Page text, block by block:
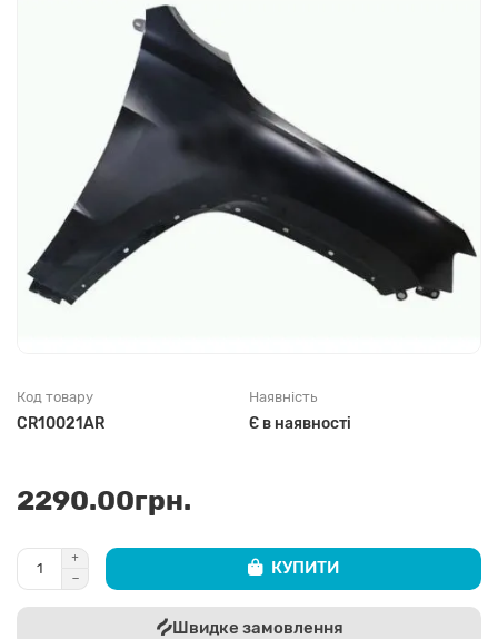
Код товару
CR10021AR
Наявність
Є в наявності
2290.00грн.
КУПИТИ
Швидке замовлення